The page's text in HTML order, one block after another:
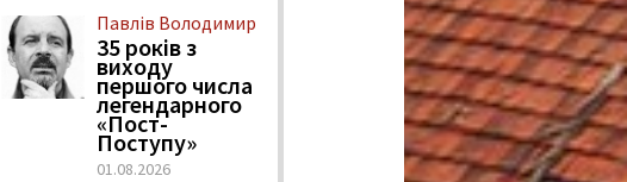
Павлів Володимир
35 років з
виходу
першого числа
легендарного
«Пост-
Поступу»
01.08.2026